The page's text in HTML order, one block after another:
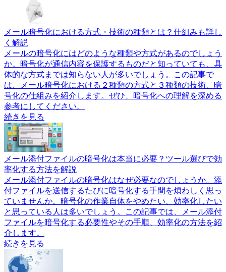
メール暗号化における方式・技術の種類とは？仕組みも詳し
く解説
メールの暗号化にはどのような種類や方式があるのでしょう
か。暗号化が通信内容を保護するものだと知っていても、具
体的な方式までは知らない人が多いでしょう。この記事で
は、メール暗号化における２種類の方式と３種類の技術、暗
号化の仕組みを紹介します。ぜひ、暗号化への理解を深める
参考にしてください。
続きを見る
メール添付ファイルの暗号化は本当に必要？ツール選びで効
率化する方法を解説
メール添付ファイルの暗号化はなぜ必要なのでしょうか。添
付ファイルを送信するたびに暗号化する手間を煩わしく思っ
ていませんか。暗号化の作業自体をやめたい、効率化したい
と思っている人は多いでしょう。この記事では、メール添付
ファイルを暗号化する必要性やその手順、効率化の方法を紹
介します。
続きを見る